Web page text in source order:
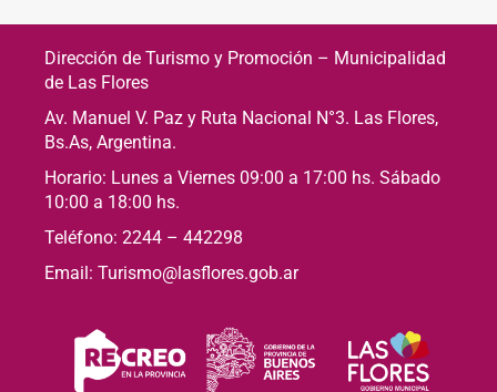
Dirección de Turismo y Promoción – Municipalidad
de Las Flores
Av. Manuel V. Paz y Ruta Nacional N°3. Las Flores,
Bs.As, Argentina.
Horario: Lunes a Viernes 09:00 a 17:00 hs. Sábado
10:00 a 18:00 hs.
Teléfono: 2244 – 442298
Email: Turismo@lasflores.gob.ar